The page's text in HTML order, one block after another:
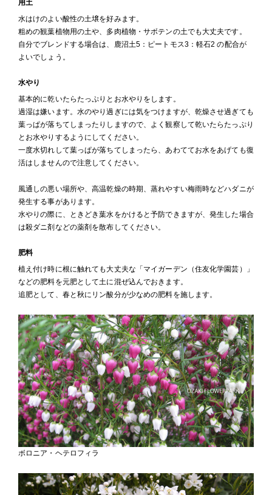
用土
水はけのよい酸性の土壌を好みます。
粗めの観葉植物用の土や、多肉植物・サボテンの土でも大丈夫です。
自分でブレンドする場合は、鹿沼土5：ピートモス3：軽石2 の配合が
よいでしょう。
水やり
基本的に乾いたらたっぷりとお水やりをします。
過湿は嫌います。水のやり過ぎには気をつけますが、乾燥させ過ぎても
葉っぱが落ちてしまったりしますので、よく観察して乾いたらたっぷり
とお水やりするようにしてください。
一度水切れして葉っぱが落ちてしまったら、あわててお水をあげても復
活はしませんので注意してください。
風通しの悪い場所や、高温乾燥の時期、蒸れやすい梅雨時などハダニが
発生する事があります。
水やりの際に、ときどき葉水をかけると予防できますが、発生した場合
は殺ダニ剤などの薬剤を散布してください。
肥料
植え付け時に根に触れても大丈夫な「マイガーデン（住友化学園芸）」
などの肥料を元肥として土に混ぜ込んでおきます。
追肥として、春と秋にリン酸分が少なめの肥料を施します。
ボロニア・ヘテロフィラ